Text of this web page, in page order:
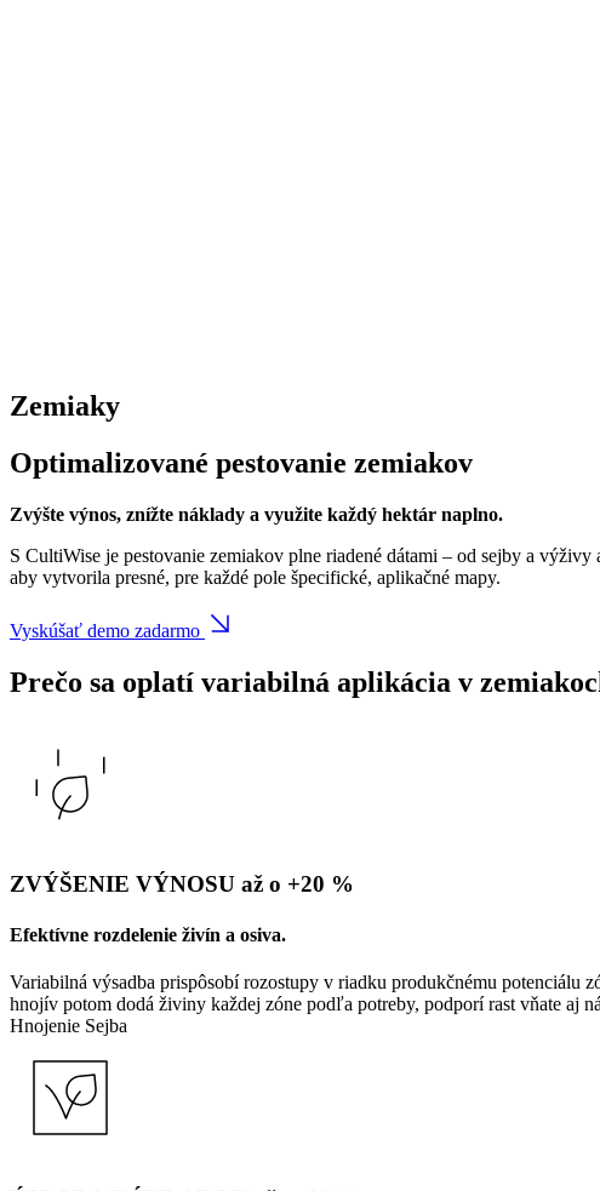
Zemiaky
Optimalizované pestovanie zemiakov
Zvýšte výnos, znížte náklady a využite každý hektár naplno.
S CultiWise je pestovanie zemiakov plne riadené dátami – od sejby a
aby vytvorila presné, pre každé pole špecifické, aplikačné mapy.
Vyskúšať demo zadarmo
Prečo sa oplatí variabilná aplikácia v
ZVÝŠENIE VÝNOSU až o +20 %
Efektívne rozdelenie živín a osiva.
Variabilná výsadba prispôsobí rozostupy v riadku produkčnému potenciálu
hnojív potom dodá živiny každej zóne podľa potreby, podporí rast vňate aj
Hnojenie Sejba